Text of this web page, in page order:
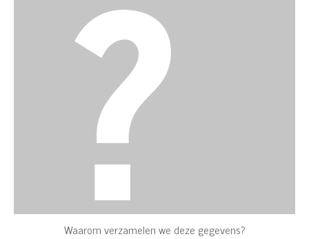
Waarom verzamelen we deze gegevens?